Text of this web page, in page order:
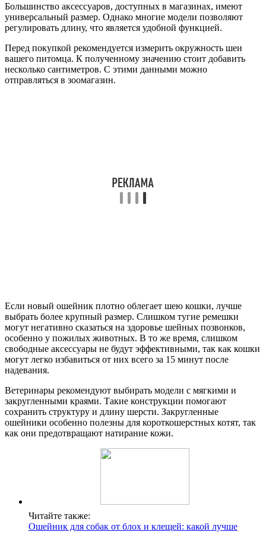
Большинство аксессуаров, доступных в магазинах, имеют
универсальный размер. Однако многие модели позволяют
регулировать длину, что является удобной функцией.
Перед покупкой рекомендуется измерить окружность шеи
вашего питомца. К полученному значению стоит добавить
несколько сантиметров. С этими данными можно
отправляться в зоомагазин.
Если новый ошейник плотно облегает шею кошки, лучше
выбрать более крупный размер. Слишком тугие ремешки
могут негативно сказаться на здоровье шейных позвонков,
особенно у пожилых животных. В то же время, слишком
свободные аксессуары не будут эффективными, так как кошки
могут легко избавиться от них всего за 15 минут после
надевания.
Ветеринары рекомендуют выбирать модели с мягкими и
закругленными краями. Такие конструкции помогают
сохранить структуру и длину шерсти. Закругленные
ошейники особенно полезны для короткошерстных котят, так
как они предотвращают натирание кожи.
Читайте также:
Ошейник для собак от блох и клещей: какой лучше